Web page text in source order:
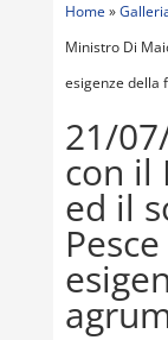
Home »
Ministro Di
esigenze della
21/
con il
ed il